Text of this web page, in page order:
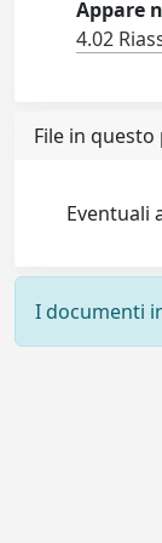
Appare
4.02
File in
Eventuali
I documenti